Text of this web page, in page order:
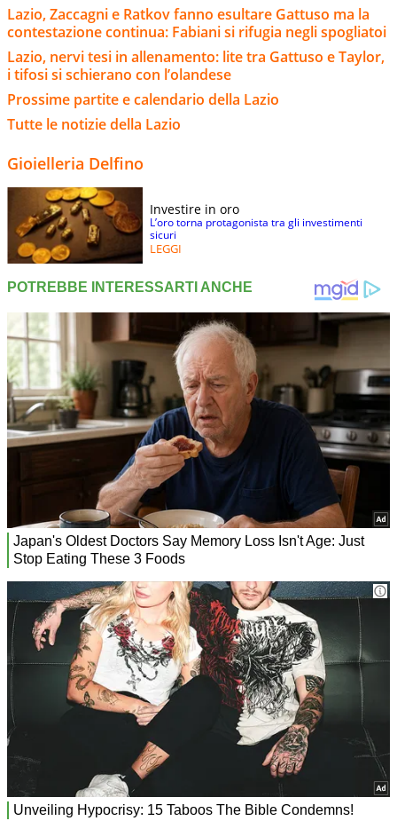
Lazio, Zaccagni e Ratkov fanno esultare Gattuso ma la
contestazione continua: Fabiani si rifugia negli spogliatoi
Lazio, nervi tesi in allenamento: lite tra Gattuso e Taylor,
i tifosi si schierano con l’olandese
Prossime partite e calendario della Lazio
Tutte le notizie della Lazio
Gioielleria Delfino
Investire in oro
L’oro torna protagonista tra gli investimenti
sicuri
LEGGI